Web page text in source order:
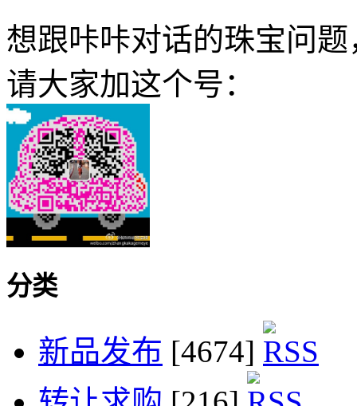
想跟咔咔对话的珠宝问题
请大家加这个号：
分类
新品发布 [4674]